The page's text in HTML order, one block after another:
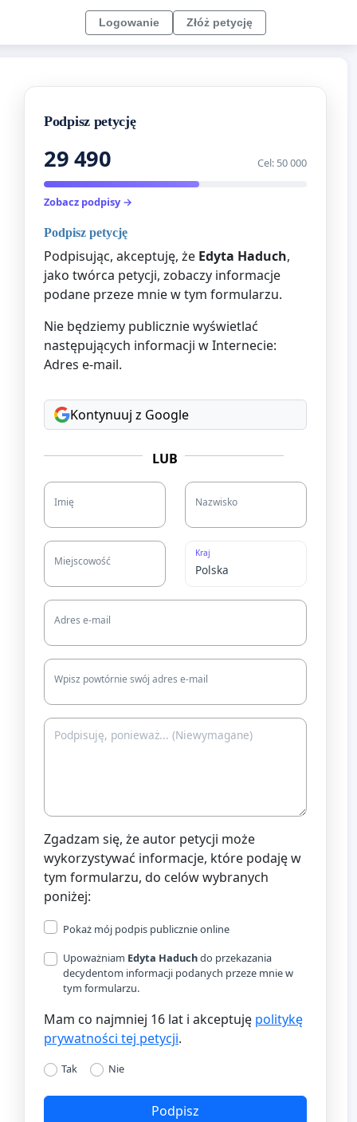
Logowanie Złóż petycję
Podpisz petycję
29 490 Cel: 50 000
Zobacz podpisy →
Podpisz petycję
Podpisując, akceptuję, że Edyta Haduch,
jako twórca petycji, zobaczy informacje
podane przeze mnie w tym formularzu.
Nie będziemy publicznie wyświetlać
następujących informacji w Internecie:
Adres e-mail.
Kontynuuj z Google
LUB
Imię Nazwisko
Miejscowość
Kraj
Adres e-mail
Wpisz powtórnie swój adres e-mail
Zgadzam się, że autor petycji może
wykorzystywać informacje, które podaję w
tym formularzu, do celów wybranych
poniżej:
Pokaż mój podpis publicznie online
Upoważniam Edyta Haduchdo przekazania
decydentom informacji podanych przeze mnie w
tym formularzu.
Mam co najmniej 16 lat i akceptuję politykę
prywatności tej petycji.
Tak Nie
Podpisz